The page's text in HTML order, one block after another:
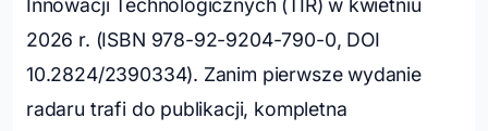
Innowacji Technologicznych (TIR) w kwietniu
2026 r. (ISBN 978-92-9204-790-0, DOI
10.2824/2390334). Zanim pierwsze wydanie
radaru trafi do publikacji, kompletna